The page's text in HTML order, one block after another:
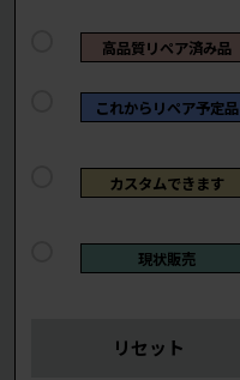
高品質リペア済み品
これからリペア予定品
カスタムできます
現状販売
リセット